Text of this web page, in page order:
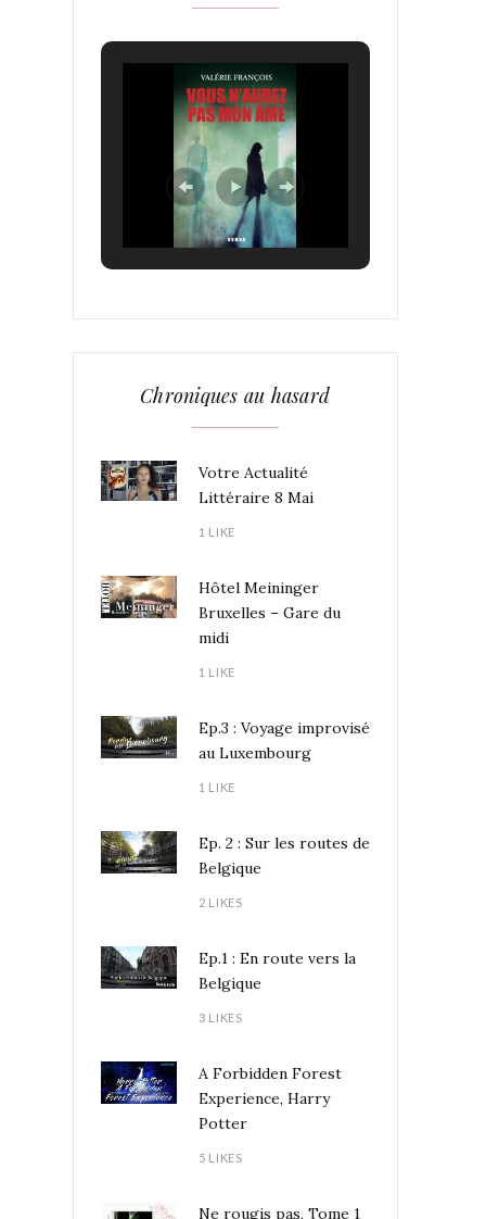
Chroniques au hasard
Votre Actualité
Littéraire 8 Mai
1 LIKE
Hôtel Meininger
Bruxelles – Gare du
midi
1 LIKE
Ep.3 : Voyage improvisé
au Luxembourg
1 LIKE
Ep. 2 : Sur les routes de
Belgique
2 LIKES
Ep.1 : En route vers la
Belgique
3 LIKES
A Forbidden Forest
Experience, Harry
Potter
5 LIKES
Ne rougis pas, Tome 1